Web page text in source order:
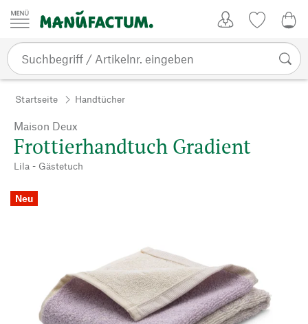
Zum Inhalt springen
Startseite Handtücher
Maison Deux
Frottierhandtuch Gradient
Lila - Gästetuch
Neu